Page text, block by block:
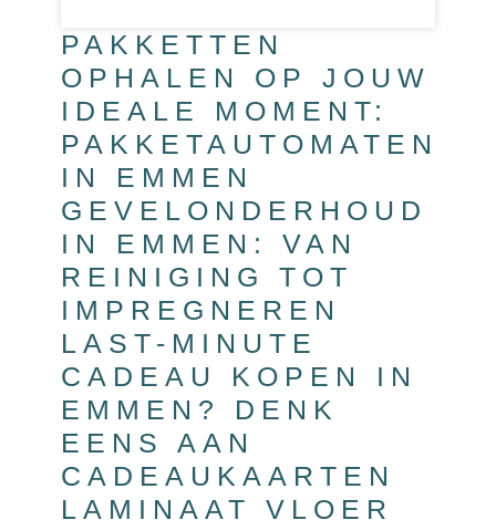
PAKKETTEN
OPHALEN OP JOUW
IDEALE MOMENT:
PAKKETAUTOMATEN
IN EMMEN
GEVELONDERHOUD
IN EMMEN: VAN
REINIGING TOT
IMPREGNEREN
LAST-MINUTE
CADEAU KOPEN IN
EMMEN? DENK
EENS AAN
CADEAUKAARTEN
LAMINAAT VLOER